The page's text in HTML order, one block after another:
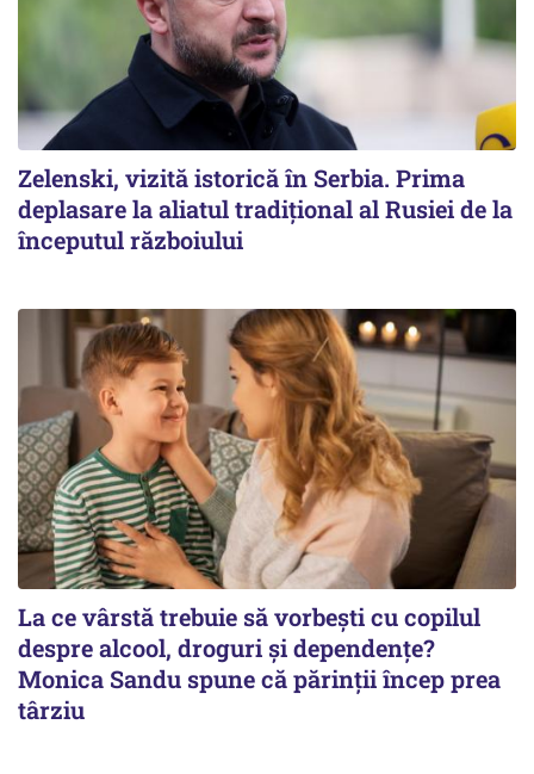
Zelenski, vizită istorică în Serbia. Prima
deplasare la aliatul tradițional al Rusiei de la
începutul războiului
La ce vârstă trebuie să vorbești cu copilul
despre alcool, droguri și dependențe?
Monica Sandu spune că părinții încep prea
târziu